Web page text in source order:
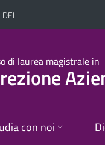
DEI
di laurea magistrale in
con noi